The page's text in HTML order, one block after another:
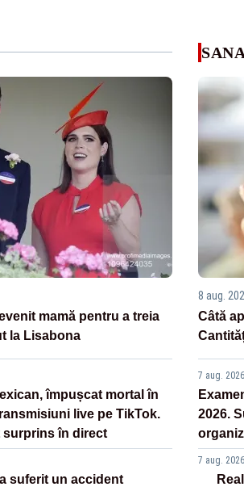
mamă pentru a treia
la Lisabona
împușcat mortal în
live pe TikTok.
surprins în direct
suferit un accident
8 aug.
Câtă
7 aug.
2026.
7 aug.